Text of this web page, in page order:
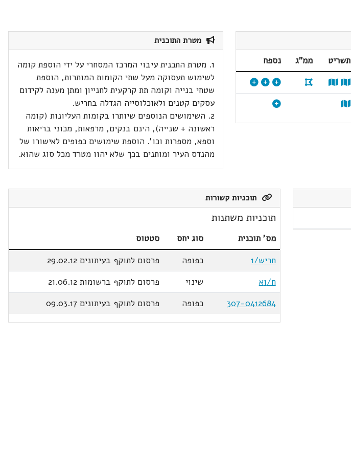
תשריט ממ"ג
נספח
מטרת התוכנית
1. מטרת התכנית עיבוי המרכז המסחרי על ידי הוספת קומה
לשימוש תעסוקה מעל שתי הקומות המותרות, הוספת
שטחי בנייה וקומה תת קרקעית לחנייון ומתן מענה לקידום
עסקים קטנים ולאוכלוסייה הגדלה בחריש.
2. השימושים הנוספים שיותרו בקומות העליונות (קומה
ראשונה + שנייה), הינם בנקים, מרפאות, מכוני בריאות
וספא, מספרות וכו'. הוספת שימושים כפופים לאישורו של
מהנדס העיר ומותנים בכך שלא יהוו מטרד מכל סוג שהוא.
תוכניות קשורות
תוכניות משתנות
מס' תוכנית סוג יחס
סטטוס
חריש/1
כפופה
פרסום לתוקף בעיתונים 29.02.12
ח/1א
שינוי
פרסום לתוקף ברשומות 21.06.12
307-0412684
כפופה פרסום לתוקף בעיתונים 09.03.17